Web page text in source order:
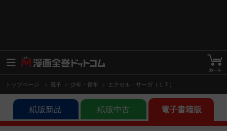
トップページ 電子 少年・青年 エクセル・サーガ（１７）
紙版新品 紙版中古 電子書籍版